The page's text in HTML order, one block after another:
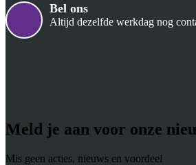
Bel ons
Altijd dezelfde werkdag nog
Meld je aan voor onze
Mis geen acties, nieuws en voordeel